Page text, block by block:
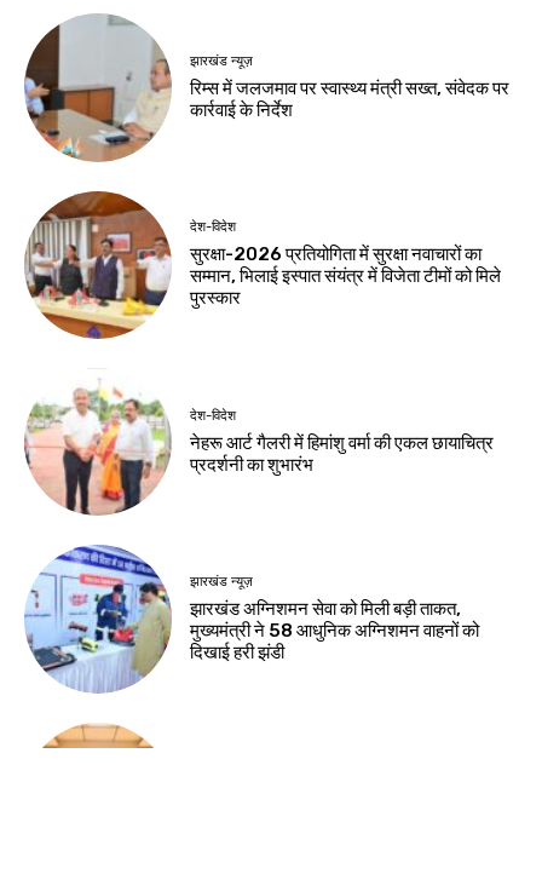
झारखंड न्यूज़
रिम्स में जलजमाव पर स्वास्थ्य मंत्री सख्त, संवेदक पर
कार्रवाई के निर्देश
देश-विदेश
सुरक्षा-2026 प्रतियोगिता में सुरक्षा नवाचारों का
सम्मान, भिलाई इस्पात संयंत्र में विजेता टीमों को मिले
पुरस्कार
देश-विदेश
नेहरू आर्ट गैलरी में हिमांशु वर्मा की एकल छायाचित्र
प्रदर्शनी का शुभारंभ
झारखंड न्यूज़
झारखंड अग्निशमन सेवा को मिली बड़ी ताकत,
मुख्यमंत्री ने 58 आधुनिक अग्निशमन वाहनों को
दिखाई हरी झंडी